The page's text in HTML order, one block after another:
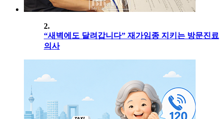
2.
“새벽에도 달려갑니다” 재가임종 지키는 방문진료
의사